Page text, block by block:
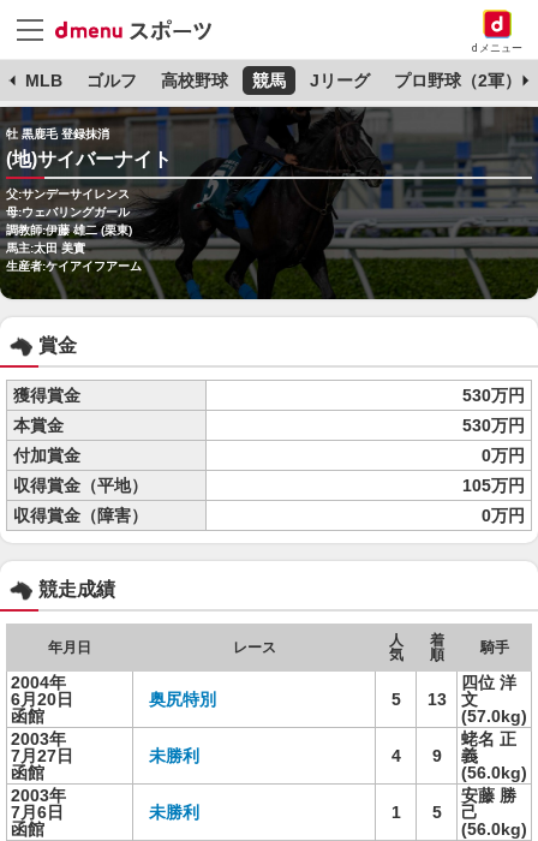
dメニュー
MLB ゴルフ 高校野球 競馬 Jリーグ プロ野球（2軍）
牡 黒鹿毛 登録抹消
(地)サイバーナイト
父:サンデーサイレンス
母:ウェバリングガール
調教師:伊藤 雄二 (栗東)
馬主:太田 美實
生産者:ケイアイフアーム
賞金
獲得賞金
530万円
本賞金
530万円
付加賞金
0万円
収得賞金（平地）
105万円
収得賞金（障害）
0万円
競走成績
年月日 レース
人
気
着
順
騎手
2004年
6月20日
函館
奥尻特別 5 13
四位 洋
文
(57.0kg)
2003年
7月27日
函館
未勝利 4 9
蛯名 正
義
(56.0kg)
2003年
7月6日
函館
未勝利 1 5
安藤 勝
己
(56.0kg)